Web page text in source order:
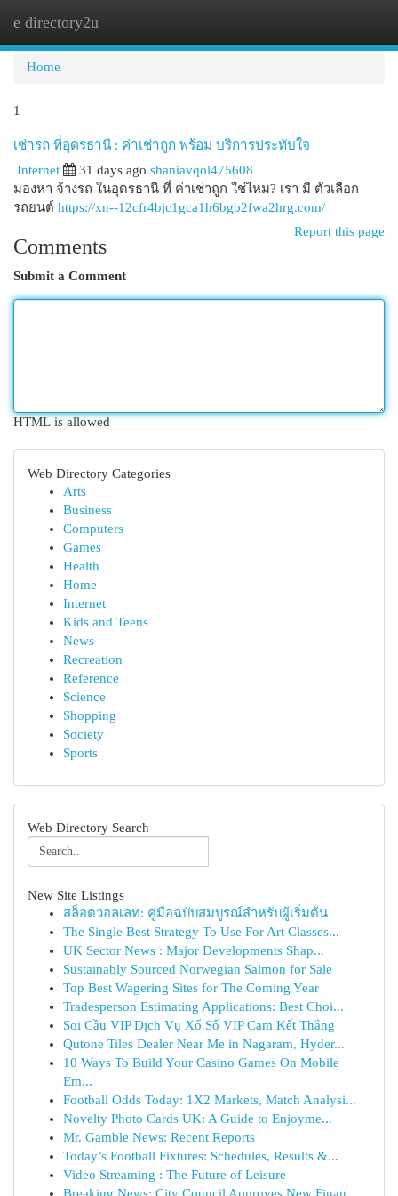
e directory2u
Home
1
เช่ารถ ที่อุดรธานี : ค่าเช่าถูก พร้อม บริการประทับใจ
Internet 31 days ago shaniavqol475608
มองหา จ้างรถ ในอุดรธานี ที่ ค่าเช่าถูก ใช่ไหม? เรา มี ตัวเลือก
รถยนต์ https://xn--12cfr4bjc1gca1h6bgb2fwa2hrg.com/
Report this page
Comments
Submit a Comment
HTML is allowed
Web Directory Categories
Arts
Business
Computers
Games
Health
Home
Internet
Kids and Teens
News
Recreation
Reference
Science
Shopping
Society
Sports
Web Directory Search
New Site Listings
สล็อตวอลเลท: คู่มือฉบับสมบูรณ์สำหรับผู้เริ่มต้น
The Single Best Strategy To Use For Art Classes...
UK Sector News : Major Developments Shap...
Sustainably Sourced Norwegian Salmon for Sale
Top Best Wagering Sites for The Coming Year
Tradesperson Estimating Applications: Best Choi...
Soi Cầu VIP Dịch Vụ Xổ Số VIP Cam Kết Thắng
Qutone Tiles Dealer Near Me in Nagaram, Hyder...
10 Ways To Build Your Casino Games On Mobile
Em...
Football Odds Today: 1X2 Markets, Match Analysi...
Novelty Photo Cards UK: A Guide to Enjoyme...
Mr. Gamble News: Recent Reports
Today’s Football Fixtures: Schedules, Results &...
Video Streaming : The Future of Leisure